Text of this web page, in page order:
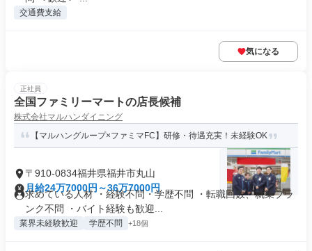
交通費支給
気になる
正社員
全国ファミリーマートの店長候補
株式会社マルハンダイニング
【マルハングループ×ファミマFC】研修・待遇充実！未経験OK
〒910-0834福井県福井市丸山
月給24万7000円～36万7000円
求めている人材 ・経験不問・学歴不問 ・転職回数、就業ブラ
ンク不問 ・バイト経験も歓迎...
業界未経験歓迎 学歴不問 +18個